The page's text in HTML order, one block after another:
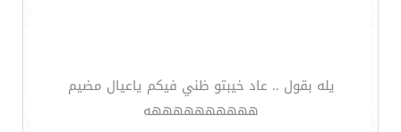
يله بقول .. عاد خيبتو ظني فيكم ياعيال مضيم
ههههههههههه